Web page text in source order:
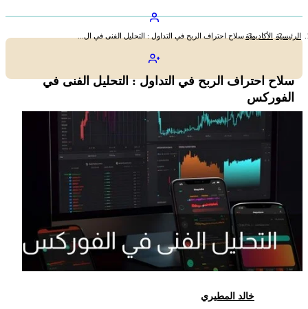
الرئيسية الأكاديميةسلاح احتراف الربح في التداول : التحليل الفنى في ال...
سلاح احتراف الربح في التداول : التحليل الفنى في
الفوركس
خالد المطيري